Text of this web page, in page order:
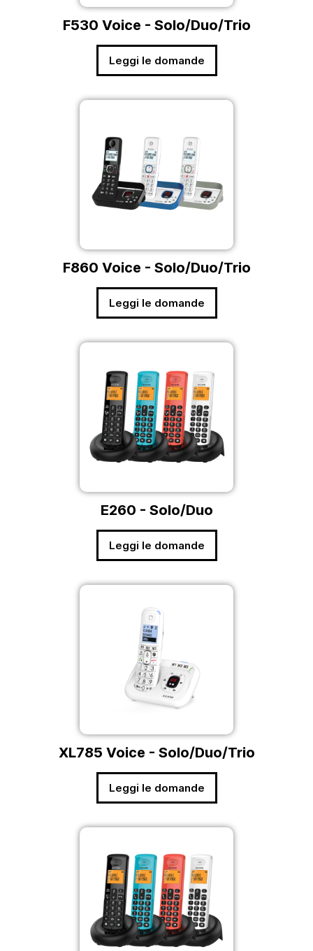
F530 Voice - Solo/Duo/Trio
Leggi le domande
F860 Voice - Solo/Duo/Trio
Leggi le domande
E260 - Solo/Duo
Leggi le domande
XL785 Voice - Solo/Duo/Trio
Leggi le domande